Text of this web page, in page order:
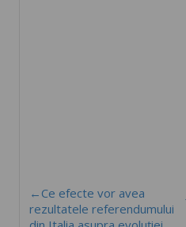
←Ce efecte vor avea
rezultatele referendumului